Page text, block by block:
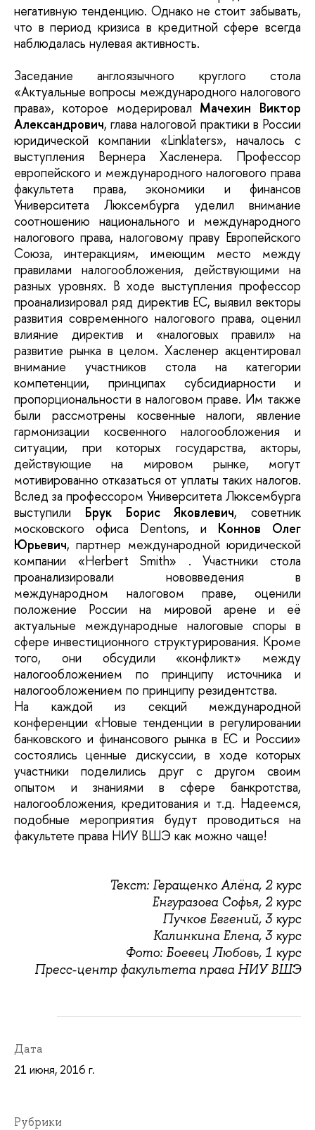
негативную тенденцию. Однако не стоит забывать,
что в период кризиса в кредитной сфере всегда
наблюдалась нулевая активность.
Заседание англоязычного круглого стола
«Актуальные вопросы международного налогового
права», которое модерировал Мачехин Виктор
Александрович, глава налоговой практики в России
юридической компании «Linklaters», началось с
выступления Вернера Хасленера. Профессор
европейского и международного налогового права
факультета права, экономики и финансов
Университета Люксембурга уделил внимание
соотношению национального и международного
налогового права, налоговому праву Европейского
Союза, интеракциям, имеющим место между
правилами налогообложения, действующими на
разных уровнях. В ходе выступления профессор
проанализировал ряд директив ЕС, выявил векторы
развития современного налогового права, оценил
влияние директив и «налоговых правил» на
развитие рынка в целом. Хасленер акцентировал
внимание участников стола на категории
компетенции, принципах субсидиарности и
пропорциональности в налоговом праве. Им также
были рассмотрены косвенные налоги, явление
гармонизации косвенного налогообложения и
ситуации, при которых государства, акторы,
действующие на мировом рынке, могут
мотивированно отказаться от уплаты таких налогов.
Вслед за профессором Университета Люксембурга
выступили Брук Борис Яковлевич, советник
московского офиса Dentons, и Коннов Олег
Юрьевич, партнер международной юридической
компании «Herbert Smith» . Участники стола
проанализировали нововведения в
международном налоговом праве, оценили
положение России на мировой арене и её
актуальные международные налоговые споры в
сфере инвестиционного структурирования. Кроме
того, они обсудили «конфликт» между
налогообложением по принципу источника и
налогообложением по принципу резидентства.
На каждой из секций международной
конференции «Новые тенденции в регулировании
банковского и финансового рынка в ЕС и России»
состоялись ценные дискуссии, в ходе которых
участники поделились друг с другом своим
опытом и знаниями в сфере банкротства,
налогообложения, кредитования и т.д. Надеемся,
подобные мероприятия будут проводиться на
факультете права НИУ ВШЭ как можно чаще!
Текст: Геращенко Алёна, 2 курс
Енгуразова Софья, 2 курс
Пучков Евгений, 3 курс
Калинкина Елена, 3 курс
Фото: Боевец Любовь, 1 курс
Пресс-центр факультета права НИУ ВШЭ
Дата
21 июня, 2016 г.
Рубрики